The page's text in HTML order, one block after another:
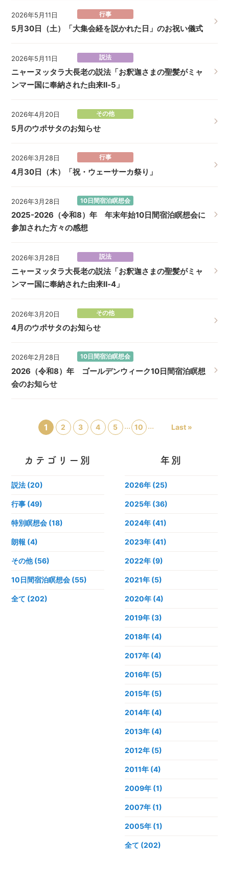
2026年5月11日 行事
5月30日（土）「大集会経を説かれた日」のお祝い儀式
2026年5月11日 説法
ニャーヌッタラ大長老の説法「お釈迦さまの聖髪がミャ
ンマー国に奉納された由来Ⅱ‐5」
2026年4月20日 その他
5月のウポサタのお知らせ
2026年3月28日 行事
4月30日（木）「祝・ウェーサーカ祭り」
2026年3月28日 10日間宿泊瞑想会
2025-2026（令和8）年 年末年始10日間宿泊瞑想会に
参加された方々の感想
2026年3月28日 説法
ニャーヌッタラ大長老の説法「お釈迦さまの聖髪がミャ
ンマー国に奉納された由来Ⅱ‐4」
2026年3月20日 その他
4月のウポサタのお知らせ
2026年2月28日 10日間宿泊瞑想会
2026（令和8）年 ゴールデンウィーク10日間宿泊瞑想
会のお知らせ
1 2 3 4 5 ... 10 ... Last »
カテゴリー別
説法 (20)
行事 (49)
特別瞑想会 (18)
朗報 (4)
その他 (56)
10日間宿泊瞑想会 (55)
全て (202)
年別
2026年 (25)
2025年 (36)
2024年 (41)
2023年 (41)
2022年 (9)
2021年 (5)
2020年 (4)
2019年 (3)
2018年 (4)
2017年 (4)
2016年 (5)
2015年 (5)
2014年 (4)
2013年 (4)
2012年 (5)
2011年 (4)
2009年 (1)
2007年 (1)
2005年 (1)
全て (202)